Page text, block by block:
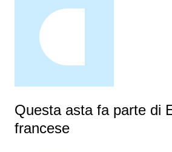
Questa asta fa parte di
francese